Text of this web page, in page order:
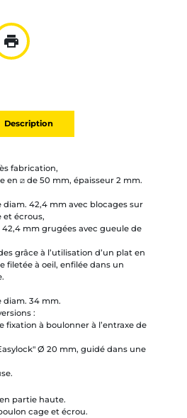
mail
à la liste
print
Imprimer
Description
fabrication,
en ⧄ de 50 mm, épaisseur 2 mm.
diam. 42,4 mm avec blocages sur
et écrous,
mm grugées avec gueule de
grâce à l’utilisation d’un plat en
filetée à oeil, enfilée dans un
diam. 34 mm.
:
fixation à boulonner à l’entraxe de
Ø 20 mm, guidé dans une
partie haute.
cage et écrou.